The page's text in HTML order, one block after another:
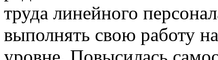
труда линейного
выполнять свою работу